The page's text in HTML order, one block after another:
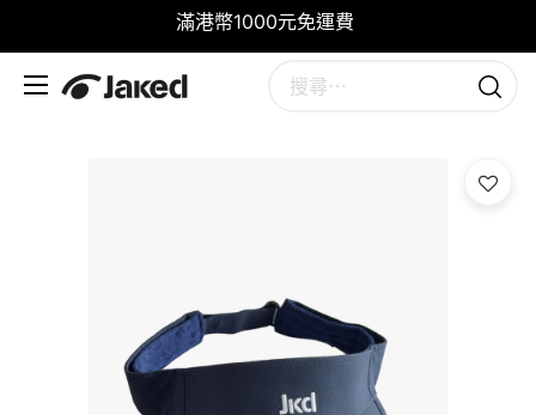
滿港幣1000元免運費